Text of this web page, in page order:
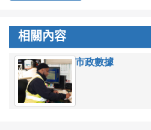
相關內容
市政數據